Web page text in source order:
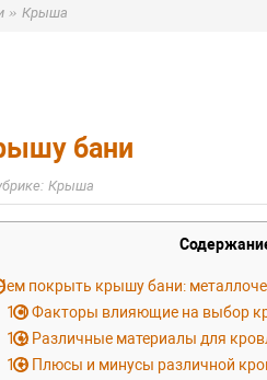
» Крыша
бани
Крыша
покрыть крышу бани:
1.1Факторы влияющие на выбор
1.2 Различные материалы для
1.3 Плюсы и минусы различной